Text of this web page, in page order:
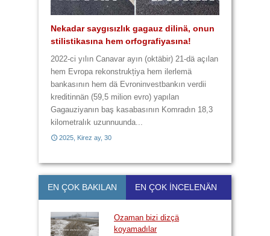
Nekadar saygısızlık gagauz dilinä, onun
stilistikasına hem orfografiyasına!
2022-ci yılın Canavar ayın (oktäbir) 21-dä açılan
hem Evropa rekonstrukțiya hem ilerlemä
bankasının hem dä Evroninvestbankın verdii
kreditinnän (59,5 milion evro) yapılan
Gagauziyanın baş kasabasının Komradın 18,3
kilometralık uzunnuunda...
2025, Kirez ay, 30
Zavalı Gagauz Dilimiz! Hem zaametä,
hem da harcanan paraya yazık!
2017, Kirez ay, 21
2014, Çiçek ay, 28
2014, Baba Marta, 29
2014, Baba Marta, 3
2014, Büük ay, 11
EN ÇOK BAKILAN EN ÇOK İNCELENÄN
Ozaman bizi dizçä
koyamadılar